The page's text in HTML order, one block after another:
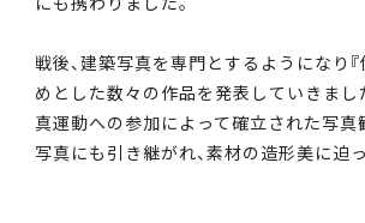
戦後、建築写真を専門とするようになり『
めとした数々の作品を発表していきまし
真運動への参加によって確立された写真
写真にも引き継がれ、素材の造形美に迫